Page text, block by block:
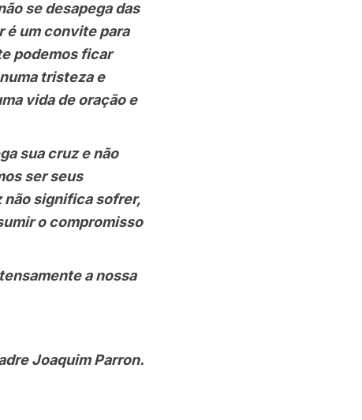
se desapega das
é um convite para
podemos ficar
tristeza e
vida de oração e
sua cruz e não
ser seus
não significa sofrer,
o compromisso
a nossa
Joaquim Parron.